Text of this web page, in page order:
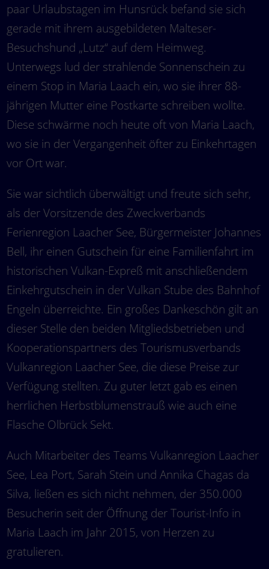
paar Urlaubstagen im Hunsrück befand sie sich
gerade mit ihrem ausgebildeten Malteser-
Besuchshund „Lutz“ auf dem Heimweg.
Unterwegs lud der strahlende Sonnenschein zu
einem Stop in Maria Laach ein, wo sie ihrer 88-
jährigen Mutter eine Postkarte schreiben wollte.
Diese schwärme noch heute oft von Maria Laach,
wo sie in der Vergangenheit öfter zu Einkehrtagen
vor Ort war.
Sie war sichtlich überwältigt und freute sich sehr,
als der Vorsitzende des Zweckverbands
Ferienregion Laacher See, Bürgermeister Johannes
Bell, ihr einen Gutschein für eine Familienfahrt im
historischen Vulkan-Expreß mit anschließendem
Einkehrgutschein in der Vulkan Stube des Bahnhof
Engeln überreichte. Ein großes Dankeschön gilt an
dieser Stelle den beiden Mitgliedsbetrieben und
Kooperationspartners des Tourismusverbands
Vulkanregion Laacher See, die diese Preise zur
Verfügung stellten. Zu guter letzt gab es einen
herrlichen Herbstblumenstrauß wie auch eine
Flasche Olbrück Sekt.
Auch Mitarbeiter des Teams Vulkanregion Laacher
See, Lea Port, Sarah Stein und Annika Chagas da
Silva, ließen es sich nicht nehmen, der 350.000
Besucherin seit der Öffnung der Tourist-Info in
Maria Laach im Jahr 2015, von Herzen zu
gratulieren.